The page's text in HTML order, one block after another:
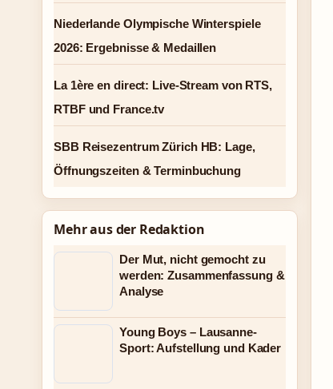
Niederlande Olympische Winterspiele
2026: Ergebnisse & Medaillen
La 1ère en direct: Live-Stream von RTS,
RTBF und France.tv
SBB Reisezentrum Zürich HB: Lage,
Öffnungszeiten & Terminbuchung
Mehr aus der Redaktion
Der Mut, nicht gemocht zu
werden: Zusammenfassung &
Analyse
Young Boys – Lausanne-
Sport: Aufstellung und Kader